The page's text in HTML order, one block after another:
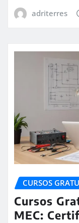
adriterres
CURSOS
Cursos
MEC: